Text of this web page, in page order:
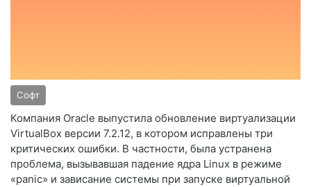
Софт
Компания Oracle выпустила обновление виртуализации
VirtualBox версии 7.2.12, в котором исправлены три
критических ошибки. В частности, была устранена
проблема, вызывавшая падение ядра Linux в режиме
«panic» и зависание системы при запуске виртуальной